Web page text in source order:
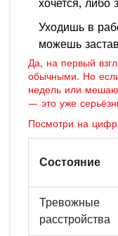
хочется, либо
Уходишь в
можешь
Да, на первый
обычными. Но
недель или
— это уже
Посмотри на
Состояние
Тревожные
расстройства